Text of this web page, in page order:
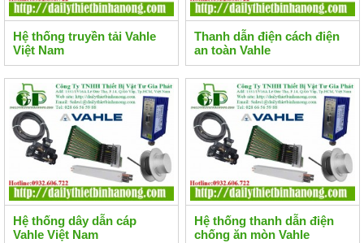
Hệ thống truyền tải Vahle
Việt Nam
Thanh dẫn điện cách điện
an toàn Vahle
Hệ thống dây dẫn cáp
Vahle Việt Nam
Hệ thống thanh dẫn điện
chống ăn mòn Vahle